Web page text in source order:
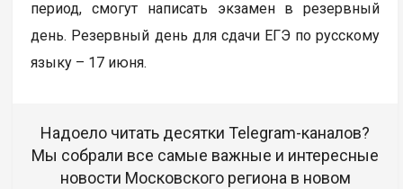
период, смогут написать экзамен в резервный
день. Резервный день для сдачи ЕГЭ по русскому
языку – 17 июня.
Надоело читать десятки Telegram-каналов?
Мы собрали все самые важные и интересные
новости Московского региона в новом